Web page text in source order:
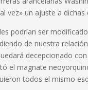
vez» un ajuste a dichas
podrían ser
de nuestra
decepcionado
el magnate
todos el mismo